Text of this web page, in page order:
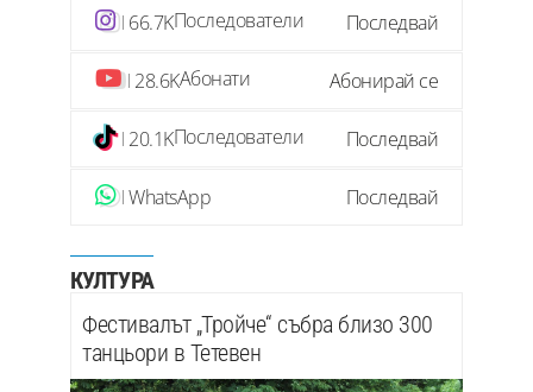
66.7KПоследователи Последвай
28.6KАбонати Абонирай се
20.1KПоследователи Последвай
WhatsApp Последвай
КУЛТУРА
Фестивалът „Тройче“ събра близо 300
танцьори в Тетевен